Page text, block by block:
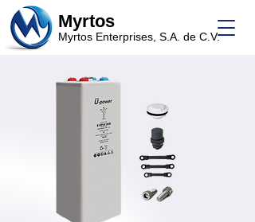
Myrtos
Myrtos Enterprises, S.A. de C.V.